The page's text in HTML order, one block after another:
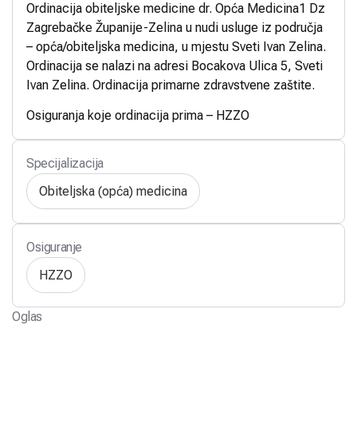
Ordinacija obiteljske medicine dr. Opća Medicina1 Dz
Zagrebačke Županije-Zelina u nudi usluge iz područja
– opća/obiteljska medicina, u mjestu Sveti Ivan Zelina.
Ordinacija se nalazi na adresi Bocakova Ulica 5, Sveti
Ivan Zelina. Ordinacija primarne zdravstvene zaštite.
Osiguranja koje ordinacija prima – HZZO
Specijalizacija
Obiteljska (opća) medicina
Osiguranje
HZZO
Oglas